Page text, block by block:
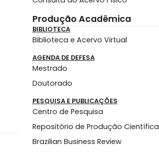
Produção Acadêmica
BIBLIOTECA
Biblioteca e Acervo Virtual
AGENDA DE DEFESA
Mestrado
Doutorado
PESQUISA E PUBLICAÇÕES
Centro de Pesquisa
Repositório de Produção Científica
Brazilian Business Review